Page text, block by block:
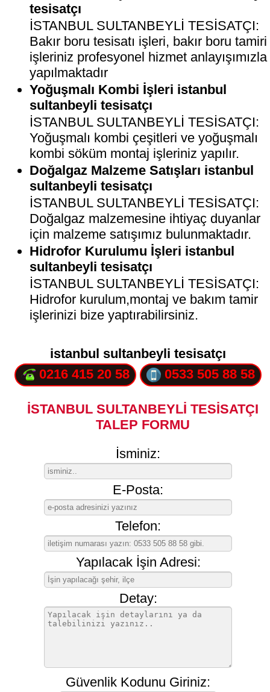
tesisatçı
İSTANBUL SULTANBEYLİ TESİSATÇI:
Bakır boru tesisatı işleri, bakır boru tamiri
işleriniz profesyonel hizmet anlayışımızla
yapılmaktadır
Yoğuşmalı Kombi İşleri istanbul
sultanbeyli tesisatçı
İSTANBUL SULTANBEYLİ TESİSATÇI:
Yoğuşmalı kombi çeşitleri ve yoğuşmalı
kombi söküm montaj işleriniz yapılır.
Doğalgaz Malzeme Satışları istanbul
sultanbeyli tesisatçı
İSTANBUL SULTANBEYLİ TESİSATÇI:
Doğalgaz malzemesine ihtiyaç duyanlar
için malzeme satışımız bulunmaktadır.
Hidrofor Kurulumu İşleri istanbul
sultanbeyli tesisatçı
İSTANBUL SULTANBEYLİ TESİSATÇI:
Hidrofor kurulum,montaj ve bakım tamir
işlerinizi bize yaptırabilirsiniz.
istanbul sultanbeyli tesisatçı
0216 415 20 58
0533 505 88 58
İSTANBUL SULTANBEYLİ TESİSATÇI
TALEP FORMU
İsminiz:
E-Posta:
Telefon:
Yapılacak İşin Adresi:
Detay:
Güvenlik Kodunu Giriniz: